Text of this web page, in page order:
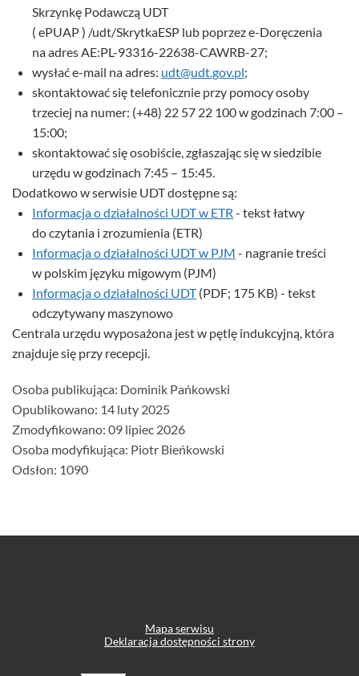
Skrzynkę Podawczą UDT
( ePUAP ) /udt/SkrytkaESP lub poprzez e-Doręczenia
na adres AE:PL-93316-22638-CAWRB-27;
wysłać e-mail na adres: udt@udt.gov.pl;
skontaktować się telefonicznie przy pomocy osoby
trzeciej na numer: (+48) 22 57 22 100 w godzinach 7:00 –
15:00;
skontaktować się osobiście, zgłaszając się w siedzibie
urzędu w godzinach 7:45 – 15:45.
Dodatkowo w serwisie UDT dostępne są:
Informacja o działalności UDT w ETR - tekst łatwy
do czytania i zrozumienia (ETR)
Informacja o działalności UDT w PJM - nagranie treści
w polskim języku migowym (PJM)
Informacja o działalności UDT(PDF; 175 KB) - tekst
odczytywany maszynowo
Centrala urzędu wyposażona jest w pętlę indukcyjną, która
znajduje się przy recepcji.
Szczegóły
Osoba publikująca: Dominik Pańkowski
Opublikowano: 14 luty 2025
Zmodyfikowano: 09 lipiec 2026
Osoba modyfikująca: Piotr Bieńkowski
Odsłon: 1090
Mapa serwisu
Deklaracja dostępności strony